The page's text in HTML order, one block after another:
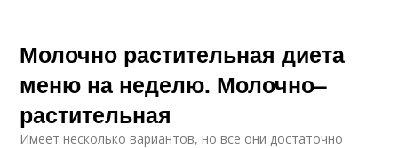
Молочно растительная диета
меню на неделю. Молочно–
растительная
Имеет несколько вариантов, но все они достаточно